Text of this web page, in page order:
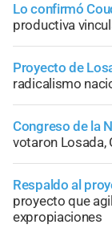
Lo confirmó
productiva
Proyecto de
radicalismo
Congreso de la
votaron Losada,
Respaldo al
proyecto que
expropiaciones